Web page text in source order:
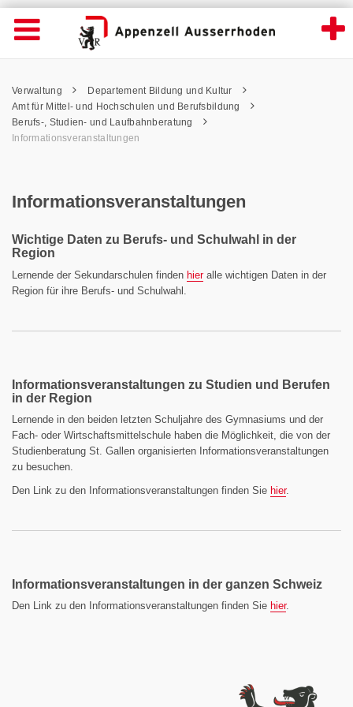
Informationsveranstaltungen - Appenzell
Wichtige
Seiten
Home
Inhalt
Kontakt
Sitemap
Metanavigation
Navigation öffnen
Inhalt
Pfadnavigation
Verwaltung
Departement Bildung und Kultur
Amt für Mittel- und Hochschulen und Berufsbildung
Berufs-, Studien- und Laufbahnberatung
Informationsveranstaltungen
Informationsveranstaltungen
Wichtige Daten zu Berufs- und Schulwahl in der
Region
Lernende der Sekundarschulen finden hieralle wichtigen Daten in der
Region für ihre Berufs- und Schulwahl.
Informationsveranstaltungen zu Studien und Berufen
in der Region
Lernende in den beiden letzten Schuljahre des Gymnasiums und der
Fach- oder Wirtschaftsmittelschule haben die Möglichkeit, die von der
Studienberatung St. Gallen organisierten Informationsveranstaltungen
zu besuchen.
Den Link zu den Informationsveranstaltungen finden Sie hier.
Informationsveranstaltungen in der ganzen Schweiz
Den Link zu den Informationsveranstaltungen finden Sie hier.